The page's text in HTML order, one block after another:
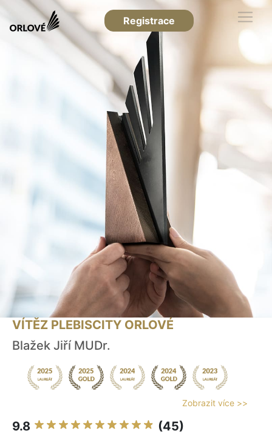
Registrace
VÍTĚZ PLEBISCITY ORLOVÉ
Blažek Jiří MUDr.
Zobrazit více >>
9.8 (45)